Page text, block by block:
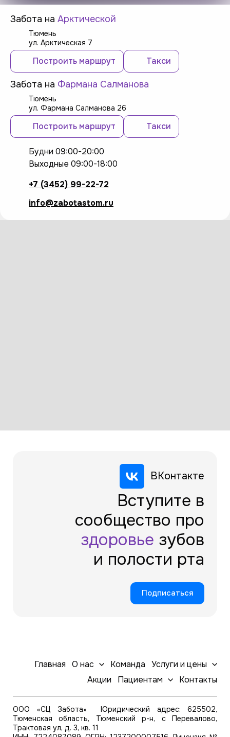
Забота на Арктической
Тюмень
ул. Арктическая 7
Построить маршрут Такси
Забота на Фармана Салманова
Тюмень
ул. Фармана Салманова 26
Построить маршрут Такси
Будни 09:00-20:00
Выходные 09:00-18:00
+7 (3452) 99-22-72
info@zabotastom.ru
ВКонтакте
Вступите в
сообщество про
здоровье зубов
и полости рта
Подписаться
Главная О нас Команда
Услуги и цены
Акции
Пациентам Контакты
ООО «СЦ Забота» Юридический адрес: 625502,
Тюменская область, Тюменский р-н, с Перевалово,
Трактовая ул, д. 3, кв. 11